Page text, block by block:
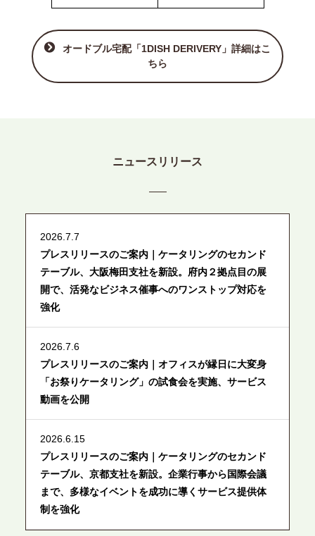
オードブル宅配「1DISH DERIVERY」詳細はこ
ちら
ニュースリリース
2026.7.7
プレスリリースのご案内｜ケータリングのセカンド
テーブル、大阪梅田支社を新設。府内２拠点目の展
開で、活発なビジネス催事へのワンストップ対応を
強化
2026.7.6
プレスリリースのご案内｜オフィスが縁日に大変身
「お祭りケータリング」の試食会を実施、サービス
動画を公開
2026.6.15
プレスリリースのご案内｜ケータリングのセカンド
テーブル、京都支社を新設。企業行事から国際会議
まで、多様なイベントを成功に導くサービス提供体
制を強化